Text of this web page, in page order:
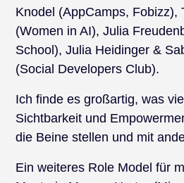
Knodel (AppCamps, Fobizz),
(Women in AI), Julia
School), Julia Heidinger &
(Social Developers Club).
Ich finde es großartig, was
Sichtbarkeit und
die Beine stellen und mit
Ein weiteres Role Model für